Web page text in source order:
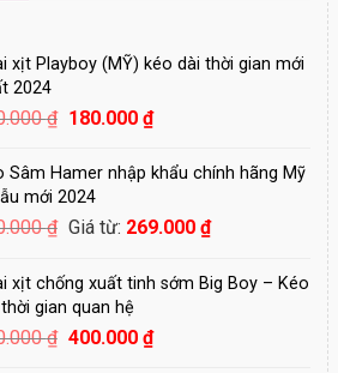
xịt Playboy (MỸ) kéo dài thời gian mới
2024
₫ Giá
là:
250.000 ₫.
180.000 ₫Giá
tại
180.000 ₫.
Sâm Hamer nhập khẩu chính hãng Mỹ
mới 2024
₫ Giá từ: 269.000 ₫
xịt chống xuất tinh sớm Big Boy – Kéo
gian quan hệ
₫ Giá
400.000 ₫Giá